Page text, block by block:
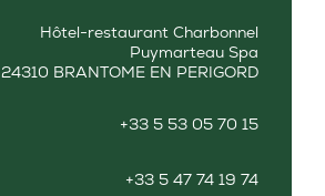
Hôtel-restaurant Charbonnel
Puymarteau Spa
24310 BRANTOME EN PERIGORD
+33 5 53 05 70 15
+33 5 47 74 19 74